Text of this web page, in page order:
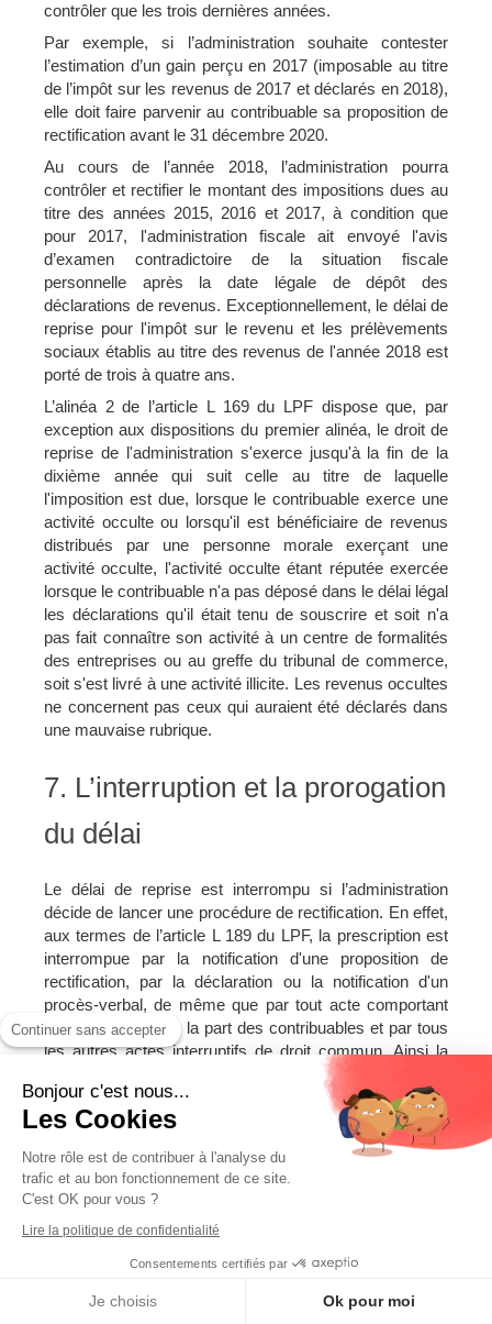
Appeler Localisation
contrôler que les trois dernières années.
Par exemple, si l’administration souhaite contester
l’estimation d’un gain perçu en 2017 (imposable au titre
de l’impôt sur les revenus de 2017 et déclarés en 2018),
elle doit faire parvenir au contribuable sa proposition de
rectification avant le 31 décembre 2020.
Au cours de l’année 2018, l’administration pourra
contrôler et rectifier le montant des impositions dues au
titre des années 2015, 2016 et 2017, à condition que
pour 2017, l'administration fiscale ait envoyé l'avis
d’examen contradictoire de la situation fiscale
personnelle après la date légale de dépôt des
déclarations de revenus. Exceptionnellement, le délai de
reprise pour l'impôt sur le revenu et les prélèvements
sociaux établis au titre des revenus de l'année 2018 est
porté de trois à quatre ans.
L’alinéa 2 de l’article L 169 du LPF dispose que, par
exception aux dispositions du premier alinéa, le droit de
reprise de l'administration s'exerce jusqu'à la fin de la
dixième année qui suit celle au titre de laquelle
l'imposition est due, lorsque le contribuable exerce une
activité occulte ou lorsqu'il est bénéficiaire de revenus
distribués par une personne morale exerçant une
activité occulte, l'activité occulte étant réputée exercée
lorsque le contribuable n'a pas déposé dans le délai légal
les déclarations qu'il était tenu de souscrire et soit n'a
pas fait connaître son activité à un centre de formalités
des entreprises ou au greffe du tribunal de commerce,
soit s'est livré à une activité illicite. Les revenus occultes
ne concernent pas ceux qui auraient été déclarés dans
une mauvaise rubrique.
7. L’interruption et la prorogation
du délai
Le délai de reprise est interrompu si l’administration
décide de lancer une procédure de rectification. En effet,
aux termes de l’article L 189 du LPF, la prescription est
interrompue par la notification d'une proposition de
rectification, par la déclaration ou la notification d'un
procès-verbal, de même que par tout acte comportant
reconnaissance de la part des contribuables et par tous
les autres actes interruptifs de droit commun. Ainsi la
notification d’un redressement interrompt le délai qui est
entièrement reconstitué, c’est-à-dire qu’à à compter du
1er janvier qui suit la notification, l’administration dispose
d’un nouveau délai pour procéder aux rectifications de
même durée que le délai interrompu (CE 6 décembre
2006).
Par exemple, les revenus de 2015 peuvent donner lieu à
2018. Si cette proposition de rectification est notifiée au
d’établir un nouvel acte d’imposition jusqu’au 31
Continuer sans accepter
Bonjour c'est nous...
Les Cookies
Notre rôle est de contribuer à l'analyse du
trafic et au bon fonctionnement de ce site.
C'est OK pour vous ?
Lire la politique de confidentialité
Consentements certifiés par
Je choisis Ok pour moi